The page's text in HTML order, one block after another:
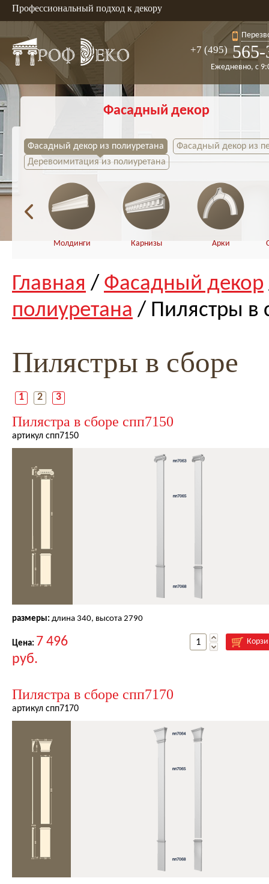
Профессиональный подход к декору
+7 (495)
Ежедневно, с
Фасадный декор
Фасадный декор из полиуретана
Фасадный декор из
Деревоимитация из полиуретана
Молдинги Карнизы Арки
Главная / Фасадный декор
полиуретана / Пилястры в
Пилястры в сборе
1 2 3
Пилястра в сборе спп7150
артикул спп7150
размеры: длина 340, высота 2790
Цена: 7 496
руб.
Пилястра в сборе спп7170
артикул спп7170